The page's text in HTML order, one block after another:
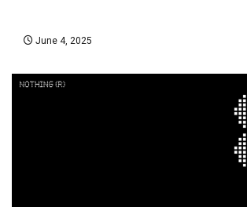
June 4, 2025